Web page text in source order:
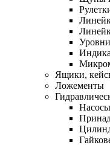
Уровни
Ящики,
Ложементы